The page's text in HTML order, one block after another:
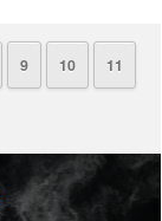
9 10 11